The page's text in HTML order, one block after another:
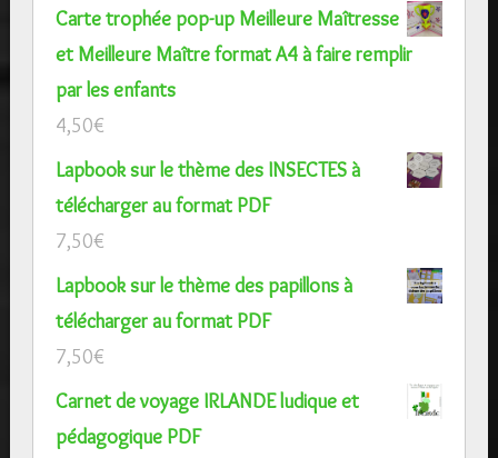
Carte trophée pop-up Meilleure Maîtresse
et Meilleure Maître format A4 à faire remplir
par les enfants
4,50€
Lapbook sur le thème des INSECTES à
télécharger au format PDF
7,50€
Lapbook sur le thème des papillons à
télécharger au format PDF
7,50€
Carnet de voyage IRLANDE ludique et
pédagogique PDF